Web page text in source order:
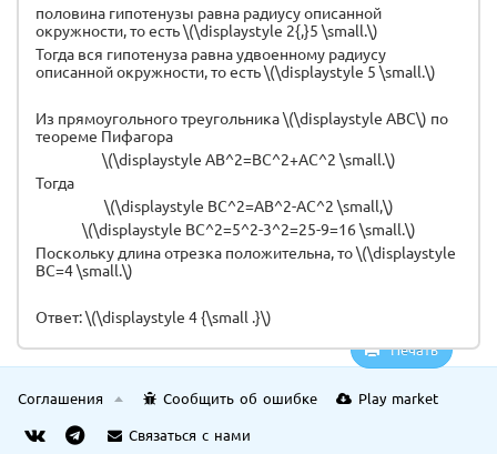
Печать
половина гипотенузы равна радиусу описанной
окружности, то есть \(\displaystyle 2{,}5 \small.\)
Тогда вся гипотенуза равна удвоенному радиусу
описанной окружности, то есть \(\displaystyle 5 \small.\)
Из прямоугольного треугольника \(\displaystyle ABC\) по
теореме Пифагора
\(\displaystyle AB^2=BC^2+AC^2 \small.\)
Тогда
\(\displaystyle BC^2=AB^2-AC^2 \small,\)
\(\displaystyle BC^2=5^2-3^2=25-9=16 \small.\)
Поскольку длина отрезка положительна, то \(\displaystyle
BC=4 \small.\)
Ответ: \(\displaystyle 4 {\small .}\)
Соглашения Сообщить об ошибке
Play market
Связаться с нами